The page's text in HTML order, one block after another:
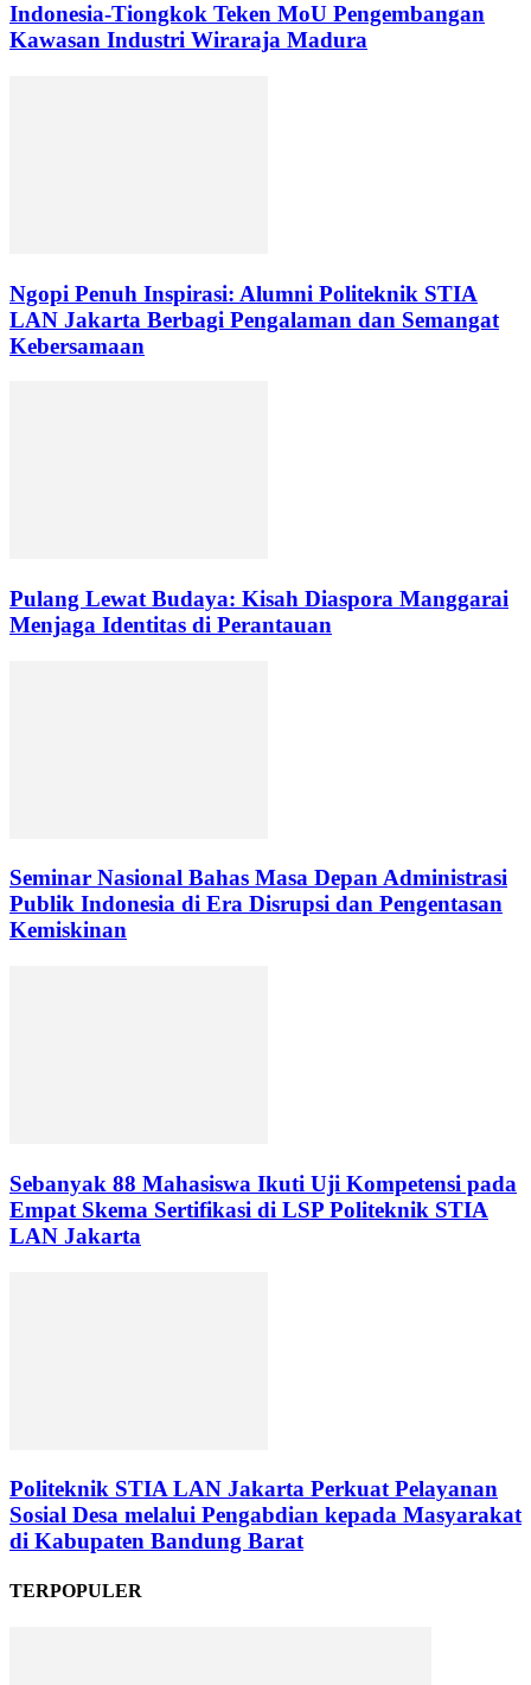
Indonesia-Tiongkok Teken MoU Pengembangan
Kawasan Industri Wiraraja Madura
Ngopi Penuh Inspirasi: Alumni Politeknik STIA
LAN Jakarta Berbagi Pengalaman dan Semangat
Kebersamaan
Pulang Lewat Budaya: Kisah Diaspora Manggarai
Menjaga Identitas di Perantauan
Seminar Nasional Bahas Masa Depan Administrasi
Publik Indonesia di Era Disrupsi dan Pengentasan
Kemiskinan
Sebanyak 88 Mahasiswa Ikuti Uji Kompetensi pada
Empat Skema Sertifikasi di LSP Politeknik STIA
LAN Jakarta
Politeknik STIA LAN Jakarta Perkuat Pelayanan
Sosial Desa melalui Pengabdian kepada Masyarakat
di Kabupaten Bandung Barat
TERPOPULER